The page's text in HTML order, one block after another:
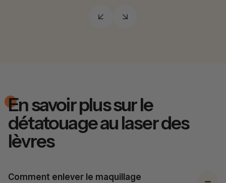
En savoir plus sur le
détatouage au laser des
lèvres
Comment enlever le maquillage